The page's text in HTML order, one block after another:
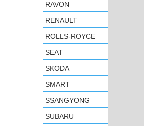
RAVON
RENAULT
ROLLS-ROYCE
SEAT
SKODA
SMART
SSANGYONG
SUBARU